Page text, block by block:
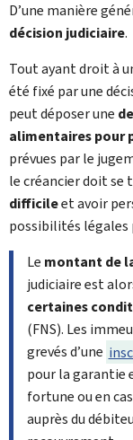
D’une manière
décision judiciaire.
Tout ayant droit à
été fixé par une
peut déposer une
alimentaires pour
prévues par le
le créancier doit se
difficileet avoir
possibilités
Le montant de
judiciaire est
certaines
(FNS). Les
grevés d’une
pour la garantie
fortune ou en
auprès du